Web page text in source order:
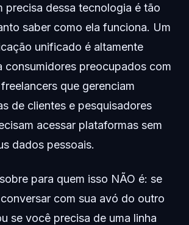
precisa dessa tecnologia é tão
saber como ela funciona. Um
unificado é altamente
consumidores preocupados com
que gerenciam
de clientes e pesquisadores
acessar plataformas sem
dados pessoais.
para quem isso NÃO é: se
com sua avó do outro
se você precisa de uma linha